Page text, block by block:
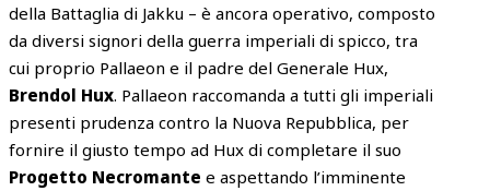
della Battaglia di Jakku – è ancora operativo, composto
da diversi signori della guerra imperiali di spicco, tra
cui proprio Pallaeon e il padre del Generale Hux,
Brendol Hux. Pallaeon raccomanda a tutti gli imperiali
presenti prudenza contro la Nuova Repubblica, per
fornire il giusto tempo ad Hux di completare il suo
Progetto Necromante e aspettando l’imminente